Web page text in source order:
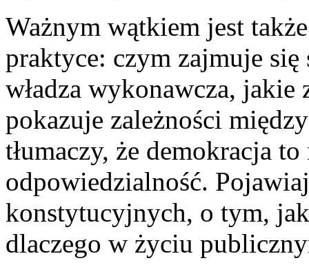
Ważnym wątkiem jest
praktyce: czym zajmuje się
władza wykonawcza, jakie
pokazuje zależności
tłumaczy, że demokracja
odpowiedzialność.
konstytucyjnych, o tym,
dlaczego w życiu